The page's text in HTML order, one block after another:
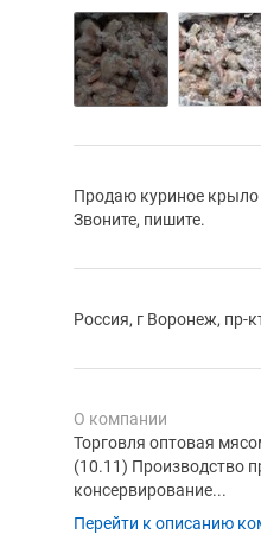
Продаю куриное крыло
Звоните, пишите.
Россия, г Воронеж, пр-
О компании
Торговля оптовая
(10.11) Производство
консервирование...
Перейти к описанию